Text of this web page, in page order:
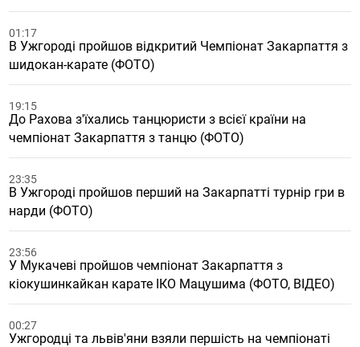
01:17
В Ужгороді пройшов відкритий Чемпіонат Закарпаття з
шидокан-карате (ФОТО)
19:15
До Рахова з'їхались танцюристи з всієї країни на
чемпіонат Закарпаття з танцю (ФОТО)
23:35
В Ужгороді пройшов перший на Закарпатті турнір гри в
нарди (ФОТО)
23:56
У Мукачеві пройшов чемпіонат Закарпаття з
кіокушинкайкан карате ІКО Мацушима (ФОТО, ВІДЕО)
00:27
Ужгородці та львів'яни взяли першість на чемпіонаті